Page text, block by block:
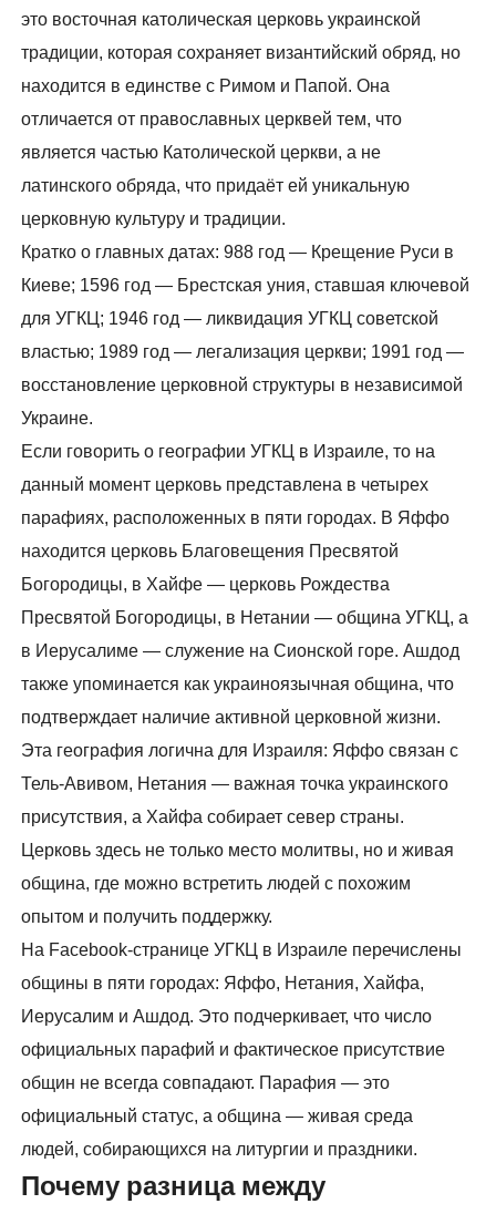
это восточная католическая церковь украинской
традиции, которая сохраняет византийский обряд, но
находится в единстве с Римом и Папой. Она
отличается от православных церквей тем, что
является частью Католической церкви, а не
латинского обряда, что придаёт ей уникальную
церковную культуру и традиции.
Кратко о главных датах: 988 год — Крещение Руси в
Киеве; 1596 год — Брестская уния, ставшая ключевой
для УГКЦ; 1946 год — ликвидация УГКЦ советской
властью; 1989 год — легализация церкви; 1991 год —
восстановление церковной структуры в независимой
Украине.
Если говорить о географии УГКЦ в Израиле, то на
данный момент церковь представлена в четырех
парафиях, расположенных в пяти городах. В Яффо
находится церковь Благовещения Пресвятой
Богородицы, в Хайфе — церковь Рождества
Пресвятой Богородицы, в Нетании — община УГКЦ, а
в Иерусалиме — служение на Сионской горе. Ашдод
также упоминается как украиноязычная община, что
подтверждает наличие активной церковной жизни.
Эта география логична для Израиля: Яффо связан с
Тель-Авивом, Нетания — важная точка украинского
присутствия, а Хайфа собирает север страны.
Церковь здесь не только место молитвы, но и живая
община, где можно встретить людей с похожим
опытом и получить поддержку.
На Facebook-странице УГКЦ в Израиле перечислены
общины в пяти городах: Яффо, Нетания, Хайфа,
Иерусалим и Ашдод. Это подчеркивает, что число
официальных парафий и фактическое присутствие
общин не всегда совпадают. Парафия — это
официальный статус, а община — живая среда
людей, собирающихся на литургии и праздники.
Почему разница между